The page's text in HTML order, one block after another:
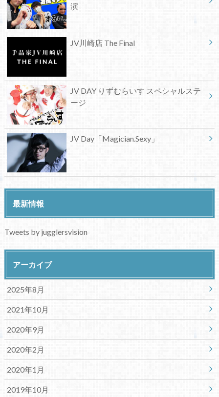
演
JV川崎店 The Final
JV DAY りずむらいす スペシャルステ
ージ
JV Day「Magician.Sexy」
最新情報
Tweets by jugglersvision
アーカイブ
2025年8月
2021年10月
2020年9月
2020年2月
2020年1月
2019年10月